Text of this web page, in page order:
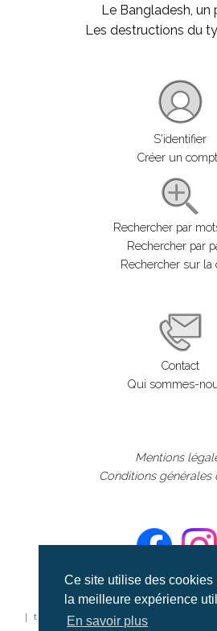
Ce site utilise des cookies
la meilleure expérience
En savoir plus
Le Bangladesh, un
Les destructions du
S'identifier
Créer un
Rechercher par
Rechercher par
Rechercher sur la
Contact
Qui sommes-
Mentions
Conditions générales
©aerialcollection marque
| tous droits réservés |